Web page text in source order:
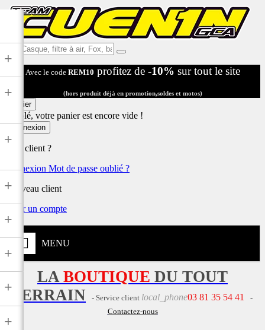
Ex:
Casque,
filtre
air,
Fox,
...
Avec le code REM10 profitez de -10% sur tout le site
(hors produit déjà en promotion,soldes et motos)
Panier
Désolé, votre panier est encore vide !
Connexion
Déjà client ?
Connexion Mot de passe oublié ?
Nouveau client
Créer un compte
MENU
+
+
+
+
+
+
+
+
LA BOUTIQUE DU TOUT
TERRAIN
- Service client local_phone03 81 35 54 41
-
Contactez-nous